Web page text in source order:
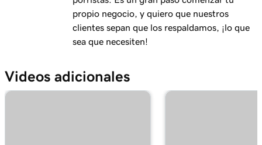
Lección 12 (de 20)
¿Por qué tengo un pago suspendido?
1m 28s
Lección 13 (de 20)
propio negocio, y quiero que nuestros
clientes sepan que los respaldamos, ¡lo que
sea que necesiten!
Videos adicionales